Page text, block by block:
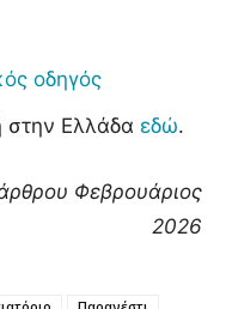
οδηγός
στην Ελλάδα εδώ.
Φεβρουάριος
2026